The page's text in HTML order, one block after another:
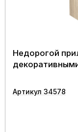
Недорогой
Артикул 34578